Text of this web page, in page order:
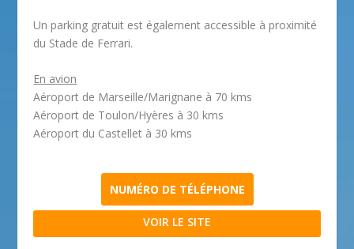
Un parking gratuit est également accessible à proximité
du Stade de Ferrari.
En avion
Aéroport de Marseille/Marignane à 70 kms
Aéroport de Toulon/Hyères à 30 kms
Aéroport du Castellet à 30 kms
NUMÉRO DE TÉLÉPHONE
VOIR LE SITE